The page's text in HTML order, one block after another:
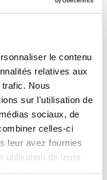
le contenu
relatives aux
Nous
sur l'utilisation de
sociaux, de
celles-ci
leur avez fournies
utilisation de leurs
de trafic de
la reprise du
de l'Aéronautique
un grand rendez-